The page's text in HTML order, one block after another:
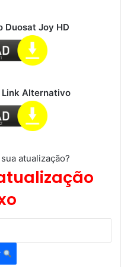
Duosat Joy HD
Alternativo
atualização?